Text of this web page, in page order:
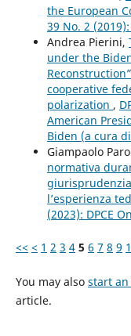
the European
39 No. 2
Andrea Pierini,
under the
cooperative
polarization ,
American
Biden (a cura
Giampaolo
normativa
l’esperienza
(2023): DPCE
<< < 1 2 3 4 5 6 7 8 9
You may also start an
article.